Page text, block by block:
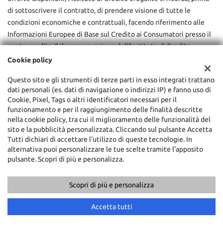
Ho letto e accetto l'informativa privacy*
Acconsento al trattamento dei miei dati per finalità di
marketing
Invia la tua richiesta
di sottoscrivere il contratto, di prendere visione di tutte le
condizioni economiche e contrattuali, facendo riferimento alle
Informazioni Europee di Base sul Credito ai Consumatori presso il
punto vendita. Salvo approvazione dell'Instituto di Credito
erogante.
CONTATTACI
PERMUTA
RICHIEDI TEST DRIVE
Vuoi saperne di più? Scrivici!
I campi contrassegnati con * sono obbligatori.
Servizio clienti
+39 0722 810139
Cookie policy
Questo sito e gli strumenti di terze parti in esso integrati trattano
dati personali (es. dati di navigazione o indirizzi IP) e fanno uso di
Cookie, Pixel, Tags o altri identificatori necessari per il
funzionamento e per il raggiungimento delle finalità descritte
nella cookie policy, tra cui il miglioramento delle funzionalità del
sito e la pubblicità personalizzata. Cliccando sul pulsante Accetta
Tutti dichiari di accettare l'utilizzo di queste tecnologie. In
alternativa puoi personalizzare le tue scelte tramite l'apposito
pulsante. Scopri di più e personalizza.
Scopri di più e personalizza
Accetta tutti